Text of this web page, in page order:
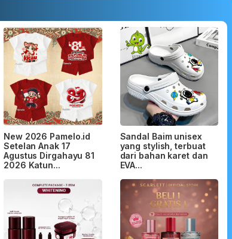
New 2026 Pamelo.id
Setelan Anak 17
Agustus Dirgahayu 81
2026 Katun...
Sandal Baim unisex
yang stylish, terbuat
dari bahan karet dan
EVA...